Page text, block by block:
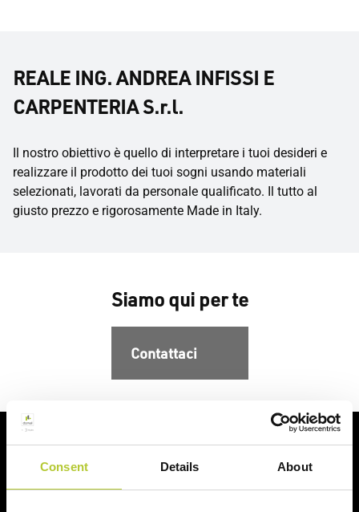
Consent Details About
REALE ING. ANDREA INFISSI E
CARPENTERIA S.r.l.
Il nostro obiettivo è quello di interpretare i tuoi desideri e
realizzare il prodotto dei tuoi sogni usando materiali
selezionati, lavorati da personale qualificato. Il tutto al
giusto prezzo e rigorosamente Made in Italy.
Siamo qui per te
Contattaci
Al vostro fianco per i vostri progetti